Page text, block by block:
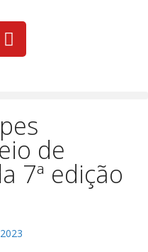
de
7ª edição